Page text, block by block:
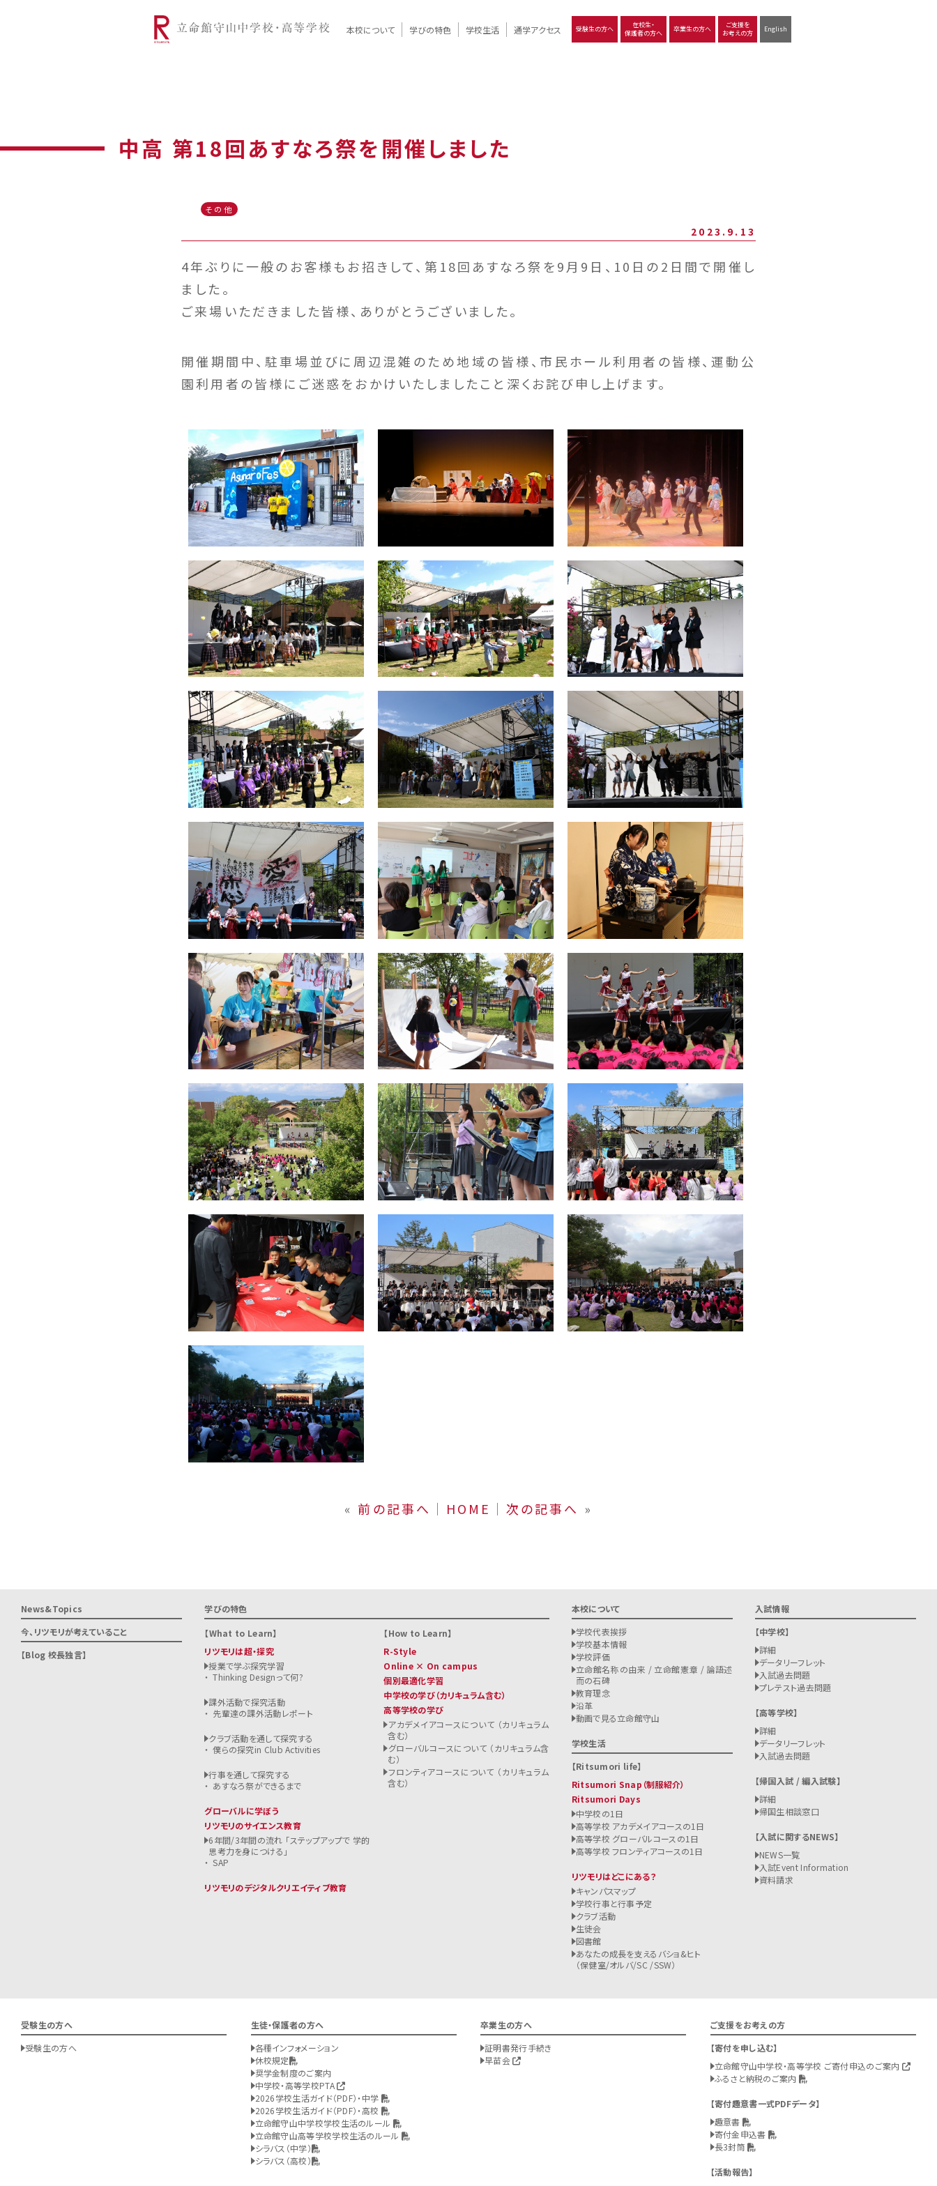
本校について 学びの特色 学校生活 通学アクセス 受験生の方へ
在校生・
保護者の方へ
卒業生の方へ
ご支援を
お考えの方
English
中高 第18回あすなろ祭を開催しました
その他
2023.9.13
4年ぶりに一般のお客様もお招きして、第18回あすなろ祭を9月9日、10日の2日間で開催し
ました。
ご来場いただきました皆様、ありがとうございました。
開催期間中、駐車場並びに周辺混雑のため地域の皆様、市民ホール利用者の皆様、運動公
園利用者の皆様にご迷惑をおかけいたしましたこと深くお詫び申し上げます。
« 前の記事へ │ HOME │ 次の記事へ »
News&Topics
今、リツモリが考えていること
Blog 校長独言
学びの特色
What to Learn
リツモリは超・探究
授業で学ぶ探究学習
Thinking Designって何?
課外活動で探究活動
先輩達の課外活動レポート
クラブ活動を通して探究する
僕らの探究in Club Activities
行事を通して探究する
あすなろ祭ができるまで
グローバルに学ぼう
リツモリのサイエンス教育
6年間/3年間の流れ 「ステップアップで 学的
思考力を身につける」
SAP
リツモリのデジタルクリエイティブ教育
How to Learn
R-Style
Online × On campus
個別最適化学習
中学校の学び（カリキュラム含む）
高等学校の学び
アカデメイアコースについて （カリキュラム
含む）
グローバルコースについて （カリキュラム含
む）
フロンティアコースについて （カリキュラム
含む）
本校について
学校代表挨拶
学校基本情報
学校評価
立命館名称の由来 / 立命館憲章 / 論語述
而の石碑
教育理念
沿革
動画で見る立命館守山
学校生活
Ritsumori life
Ritsumori Snap（制服紹介）
Ritsumori Days
中学校の1日
高等学校 アカデメイアコースの1日
高等学校 グローバルコースの1日
高等学校 フロンティアコースの1日
リツモリはどこにある？
キャンパスマップ
学校行事と行事予定
クラブ活動
生徒会
図書館
あなたの成長を支えるバショ&ヒト
（保健室/オルバ/SC /SSW）
入試情報
中学校
詳細
データリーフレット
入試過去問題
プレテスト過去問題
高等学校
詳細
データリーフレット
入試過去問題
帰国入試 / 編入試験
詳細
帰国生相談窓口
入試に関するNEWS
NEWS一覧
入試Event Information
資料請求
受験生の方へ
受験生の方へ
生徒・保護者の方へ
各種インフォメーション
休校規定
奨学金制度のご案内
中学校・高等学校PTA
2026学校生活ガイド（PDF）・中学
2026学校生活ガイド（PDF）・高校
立命館守山中学校学校生活のルール
立命館守山高等学校学校生活のルール
シラバス（中学）
シラバス（高校）
卒業生の方へ
証明書発行手続き
早苗会
ご支援をお考えの方
寄付を申し込む
立命館守山中学校・高等学校 ご寄付申込のご案内
ふるさと納税のご案内
寄付趣意書一式PDFデータ
趣意書
寄付金申込書
長3封筒
活動報告